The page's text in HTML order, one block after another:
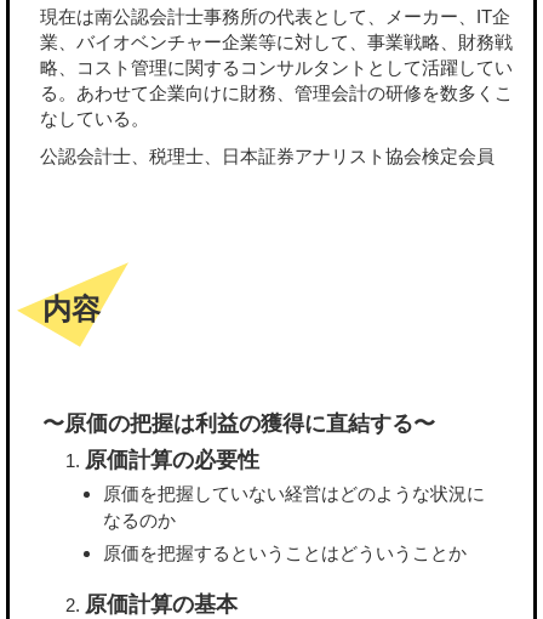
現在は南公認会計士事務所の代表として、メーカー、IT企
業、バイオベンチャー企業等に対して、事業戦略、財務戦
略、コスト管理に関するコンサルタントとして活躍してい
る。あわせて企業向けに財務、管理会計の研修を数多くこ
なしている。
公認会計士、税理士、日本証券アナリスト協会検定会員
内容
〜原価の把握は利益の獲得に直結する〜
原価計算の必要性
原価を把握していない経営はどのような状況に
なるのか
原価を把握するということはどういうことか
原価計算の基本